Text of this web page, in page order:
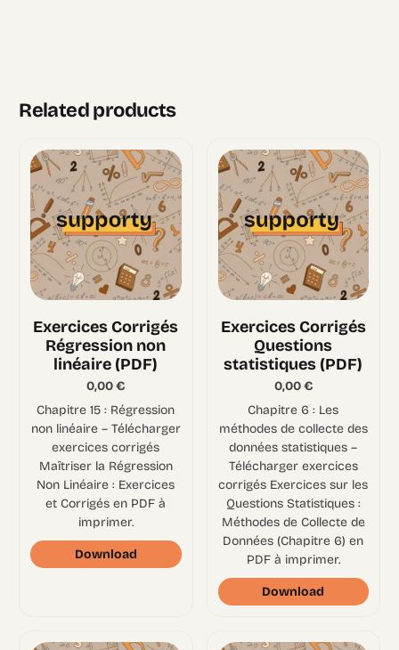
Related products
Exercices Corrigés
Régression non
linéaire (PDF)
0,00€
Chapitre 15 : Régression
non linéaire – Télécharger
exercices corrigés
Maîtriser la Régression
Non Linéaire : Exercices
et Corrigés en PDF à
imprimer.
Download
Exercices Corrigés
Questions
statistiques (PDF)
0,00€
Chapitre 6 : Les
méthodes de collecte des
données statistiques –
Télécharger exercices
corrigés Exercices sur les
Questions Statistiques :
Méthodes de Collecte de
Données (Chapitre 6) en
PDF à imprimer.
Download